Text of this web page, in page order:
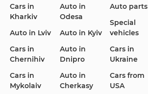
Infiniti Jaguar
KIA Land Rover
Cars in
Kharkiv
Auto in Lviv
Cars in
Chernihiv
Cars in
Mykolaiv
Auto in
Odesa
Auto in Kyiv
Auto in
Dnipro
Auto in
Cherkasy
Auto parts
Special
vehicles
Cars in
Ukraine
Cars from
USA